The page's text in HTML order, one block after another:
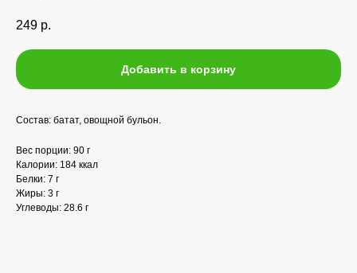
249 р.
Добавить в корзину
Состав: батат, овощной бульон.
Вес порции: 90 г
Калории: 184 ккал
Белки: 7 г
Жиры: 3 г
Углеводы: 28.6 г